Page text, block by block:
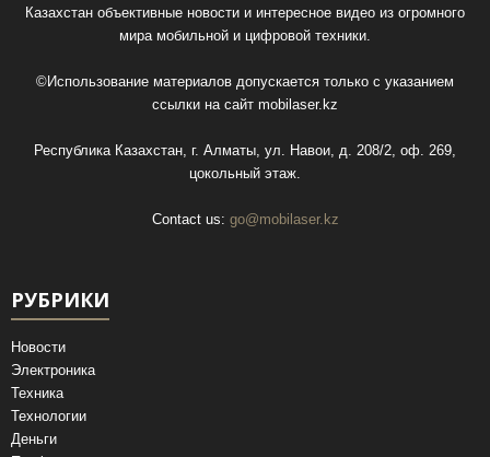
Казахстан объективные новости и интересное видео из огромного
мира мобильной и цифровой техники.
©Использование материалов допускается только с указанием
ссылки на сайт mobilaser.kz
Республика Казахстан, г. Алматы, ул. Навои, д. 208/2, оф. 269,
цокольный этаж.
Contact us: go@mobilaser.kz
РУБРИКИ
Новости
Электроника
Техника
Технологии
Деньги